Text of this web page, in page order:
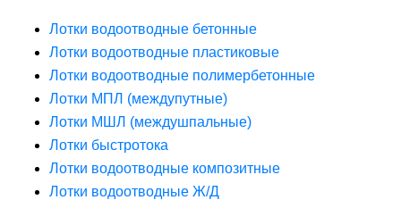
Лотки водоотводные бетонные
Лотки водоотводные пластиковые
Лотки водоотводные полимербетонные
Лотки МПЛ (междупутные)
Лотки МШЛ (междушпальные)
Лотки быстротока
Лотки водоотводные композитные
Лотки водоотводные Ж/Д